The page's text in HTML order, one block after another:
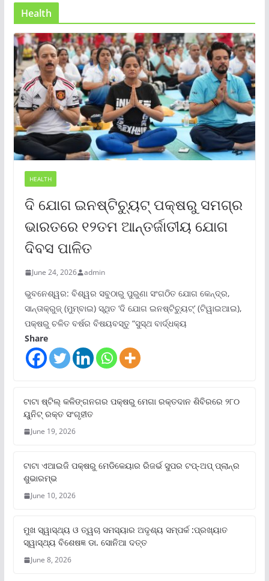
Health
HEALTH
ଦି ଯୋଗ ଇନଷ୍ଟିଚ୍ୟୁଟ୍ ପକ୍ଷରୁ ସମଗ୍ର
ଭାରତରେ ୧୨ତମ ଆନ୍ତର୍ଜାତୀୟ ଯୋଗ
ଦିବସ ପାଳିତ
June 24, 2026 admin
ଭୁବନେଶ୍ୱର: ବିଶ୍ୱର ସବୁଠାରୁ ପୁରୁଣା ସଂଗଠିତ ଯୋଗ କେନ୍ଦ୍ର,
ସାନ୍ତାକ୍ରୁଜ୍ (ମୁମ୍ବାଇ) ସ୍ଥିତ ‘ଦି ଯୋଗ ଇନଷ୍ଟିଚ୍ୟୁଟ୍‌’ (ଟିୱାଇଆଇ),
ପକ୍ଷରୁ ଚଳିତ ବର୍ଷର ବିଷୟବସ୍ତୁ “ସୁସ୍ଥ ବାର୍ଦ୍ଧକ୍ୟ
Share
ଟାଟା ଷ୍ଟିଲ୍‌ କଳିଙ୍ଗନଗର ପକ୍ଷରୁ ମେଗା ରକ୍ତଦାନ ଶିବିରରେ ୨୮୦
ୟୁନିଟ୍‌ ରକ୍ତ ସଂଗୃହୀତ
June 19, 2026
ଟାଟା ଏଆଇଜି ପକ୍ଷରୁ ମେଡିକେୟାର ରିଜର୍ଭ ସୁପର ଟପ୍‌-ଅପ୍ ପ୍ଲାନ୍‌ର
ଶୁଭାରମ୍ଭ
June 10, 2026
ମୁଖ ସ୍ୱାସ୍ଥ୍ୟ ଓ ତ୍ୱଚା ସମସ୍ୟାର ଅଦୃଶ୍ୟ ସମ୍ପର୍କ :ପ୍ରଖ୍ୟାତ
ସ୍ୱାସ୍ଥ୍ୟ ବିଶେଷଜ୍ଞ ଡା. ସୋନିଆ ଦତ୍ତ
June 8, 2026